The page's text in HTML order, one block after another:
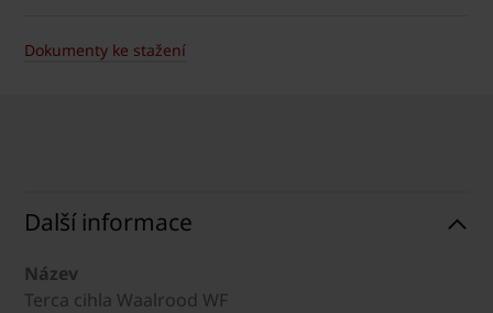
Dokumenty ke stažení
Další informace
Název
Terca cihla Waalrood WF